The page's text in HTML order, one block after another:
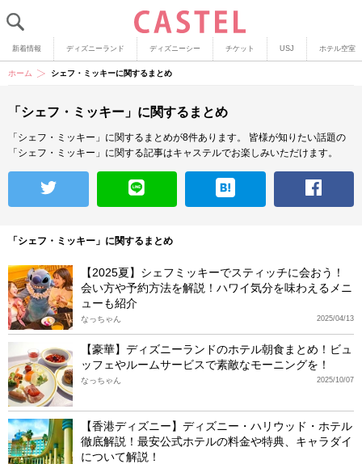
新着情報 ディズニーランド ディズニーシー チケット USJ ホテル空室
ホーム シェフ・ミッキーに関するまとめ
「シェフ・ミッキー」に関するまとめ
「シェフ・ミッキー」に関するまとめが8件あります。
皆様が知りたい話題の
「シェフ・ミッキー」に関する記事はキャステルでお楽しみいただけます。
「シェフ・ミッキー」に関するまとめ
【2025夏】シェフミッキーでスティッチに会おう！
会い方や予約方法を解説！ハワイ気分を味わえるメニ
ューも紹介
2025/04/13
なっちゃん
【豪華】ディズニーランドのホテル朝食まとめ！ビュ
ッフェやルームサービスで素敵なモーニングを！
2025/10/07
なっちゃん
【香港ディズニー】ディズニー・ハリウッド・ホテル
徹底解説！最安公式ホテルの料金や特典、キャラダイ
について解説！